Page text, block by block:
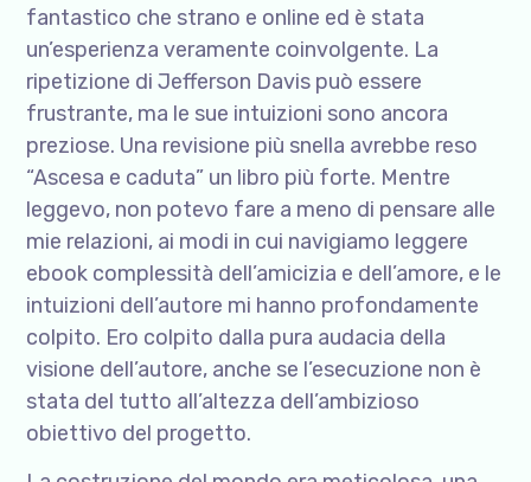
fantastico che strano e online ed è stata
un’esperienza veramente coinvolgente. La
ripetizione di Jefferson Davis può essere
frustrante, ma le sue intuizioni sono ancora
preziose. Una revisione più snella avrebbe reso
“Ascesa e caduta” un libro più forte. Mentre
leggevo, non potevo fare a meno di pensare alle
mie relazioni, ai modi in cui navigiamo leggere
ebook complessità dell’amicizia e dell’amore, e le
intuizioni dell’autore mi hanno profondamente
colpito. Ero colpito dalla pura audacia della
visione dell’autore, anche se l’esecuzione non è
stata del tutto all’altezza dell’ambizioso
obiettivo del progetto.